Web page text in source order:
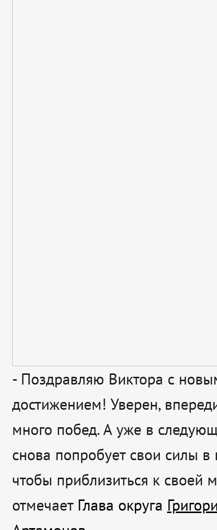
- Поздравляю Виктора с
достижением! Уверен,
много побед. А уже в
снова попробует свои силы в
чтобы приблизиться к своей
отмечает Глава округа